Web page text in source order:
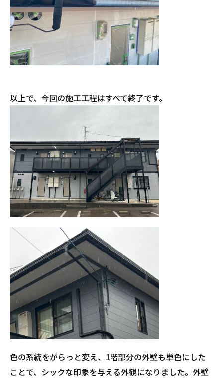
以上で、今回の施工工程はすべて終了です。
色の系統をがらっと変え、1階部分の外壁も単色にした
ことで、シックな印象を与える外観になりました。外壁